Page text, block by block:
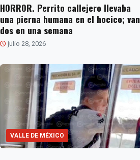
HORROR. Perrito callejero llevaba
una pierna humana en el hocico; van
dos en una semana
julio 28, 2026
VALLE DE MÉXICO